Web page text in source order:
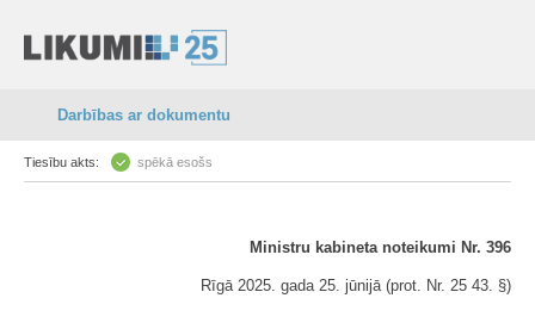
Darbības ar dokumentu
Tiesību akts: spēkā esošs
Ministru kabineta noteikumi Nr. 396
Rīgā 2025. gada 25. jūnijā (prot. Nr. 25 43. §)